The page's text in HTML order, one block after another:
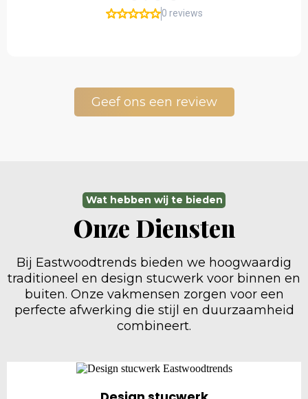
Geef ons een review
Wat hebben wij te bieden
Onze Diensten
Bij Eastwoodtrends bieden we hoogwaardig
traditioneel en design stucwerk voor binnen en
buiten. Onze vakmensen zorgen voor een
perfecte afwerking die stijl en duurzaamheid
combineert.